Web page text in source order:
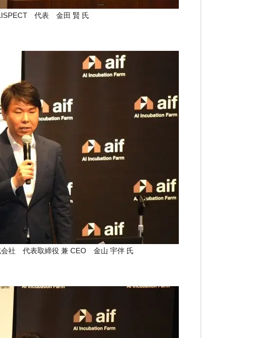
代表 金田 賢 氏
社 代表取締役 兼 CEO 金山 宇伴 氏